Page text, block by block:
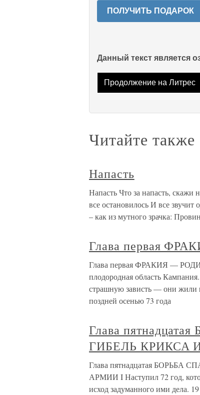
ПОЛУЧИТЬ ПОДАРОК
Данный текст является
Продолжение на Литрес
Читайте также
Напасть
Напасть Что за напасть, скажи
все остановилось И все
– как из мутного зрачка:
Глава первая
Глава первая ФРАКИЯ —
плодородная область
страшную зависть — они жили
поздней осенью 73 года
Глава
ГИБЕЛЬ КРИКСА
Глава пятнадцатая
АРМИИ I Наступил 72 год,
исход задуманного ими дела.